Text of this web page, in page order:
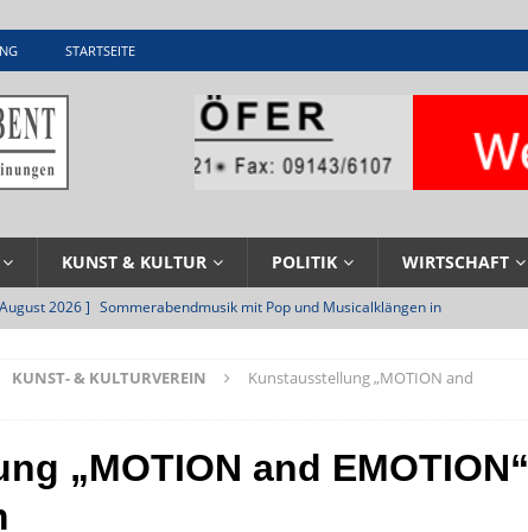
STARTSEITE
KUNST & KULTUR POLITIK WIRTSCHAFT
2026 ] Sommerabendmusik mit Pop und Musicalklängen in
August 2026 ] Stellenangebot beim Wasserzweckverband links der Altmühl
August 2026 ]
Feuerwehr Pappenheim im Einsatz bei Brand im Solnhofener
KUNST- & KULTURVEREIN
Kunstausstellung „MOTION and
„MOTION and EMOTION“